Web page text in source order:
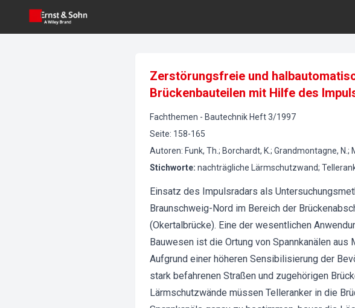
Zerstörungsfreie und
Brückenbauteilen mit Hilfe des
Fachthemen - Bautechnik Heft3/1997
Seite: 158-165
Autoren: Funk, Th.; Borchardt, K.; Grandmontagne, N.;
Stichworte: nachträgliche Lärmschutzwand;
Einsatz des Impulsradars als
Braunschweig-Nord im Bereich der
(Okertalbrücke). Eine der wesentlichen
Bauwesen ist die Ortung von Spannkanälen
Aufgrund einer höheren Sensibilisierung der
stark befahrenen Straßen und zugehörigen
Lärmschutzwände müssen Telleranker in die